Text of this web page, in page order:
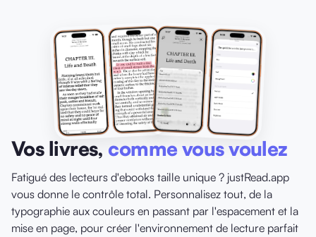
Vos livres, comme vous voulez
Fatigué des lecteurs d'ebooks taille unique ? justRead.app
vous donne le contrôle total. Personnalisez tout, de la
typographie aux couleurs en passant par l'espacement et la
mise en page, pour créer l'environnement de lecture parfait